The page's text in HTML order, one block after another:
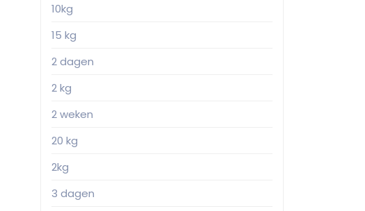
10kg
15 kg
2 dagen
2 kg
2 weken
20 kg
2kg
3 dagen